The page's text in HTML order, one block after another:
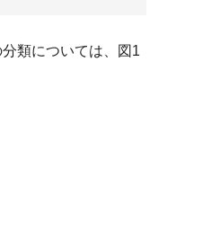
類については、図1